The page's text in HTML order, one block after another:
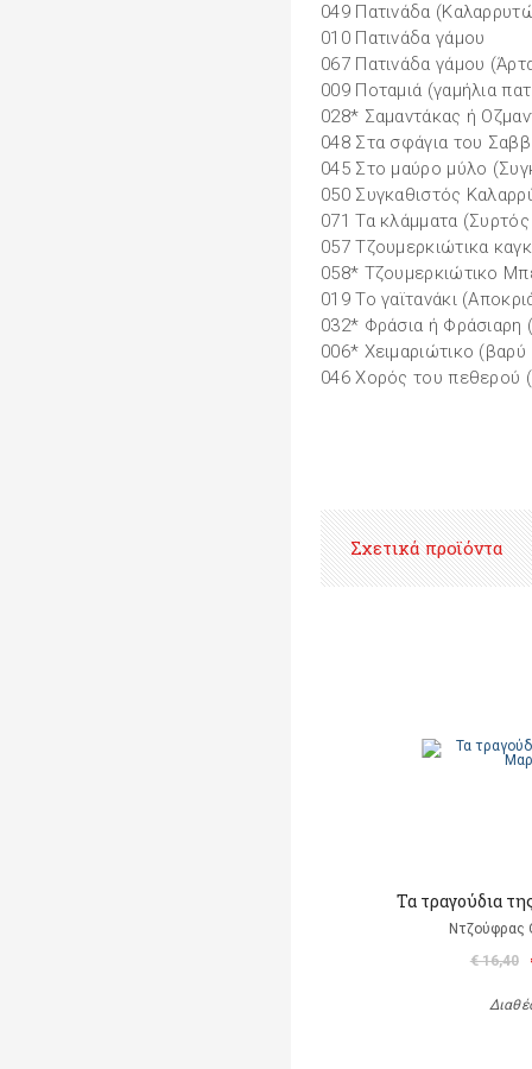
049 Πατινάδα
010 Πατινάδα γάµου
067 Πατινάδα γάµου
009 Ποταµιά (γαµήλια
028* Σαµαντάκας ή
048 Στα σφάγια του
045 Στο µαύρο µύλο
050 Συγκαθιστός
071 Τα κλάµµατα
057 Τζουµερκιώτικα
058* Τζουµερκιώτικο
019 Το γαϊτανάκι
032* Φράσια ή Φράσιαρη
006* Χειµαριώτικο
046 Χορός του πεθερού
Σχετικά προϊόντα
Τα τραγούδια
Ντζούφρας
€ 16,40